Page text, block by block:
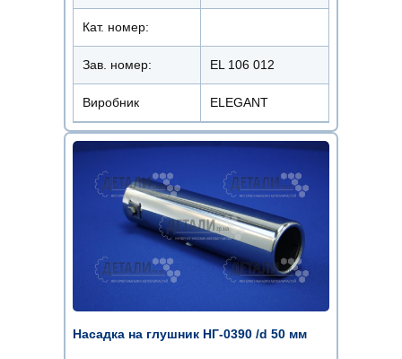
Кат. номер:
Зав. номер: EL 106 012
Виробник ELEGANT
Насадка на глушник НГ-0390 /d 50 мм